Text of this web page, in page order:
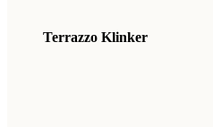
Terrazzo Klinker